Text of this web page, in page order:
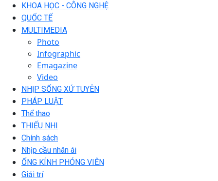
KHOA HỌC - CÔNG NGHỆ
QUỐC TẾ
MULTIMEDIA
Photo
Infographic
Emagazine
Video
NHỊP SỐNG XỨ TUYÊN
PHÁP LUẬT
Thể thao
THIẾU NHI
Chính sách
Nhịp cầu nhân ái
ỐNG KÍNH PHÓNG VIÊN
Giải trí